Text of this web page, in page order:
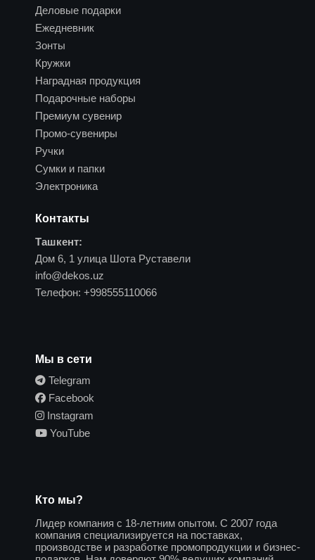
Деловые подарки
Ежедневник
Зонты
Кружки
Наградная продукция
Подарочные наборы
Премиум сувенир
Промо-сувениры
Ручки
Сумки и папки
Электроника
Контакты
Ташкент:
Дом 6, 1 улица Шота Руставели
info@dekos.uz
Телефон: +998555110066
Мы в сети
Telegram
Facebook
Instagram
YouTube
Кто мы?
Лидер компания с 18-летним опытом. С 2007 года
компания специализируется на поставках,
производстве и разработке промопродукции и бизнес-